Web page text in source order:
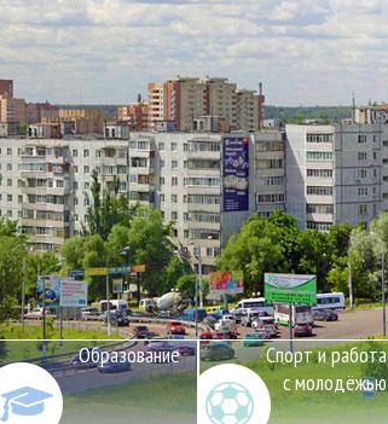
Образование
Спорт и работа
с молодёжью